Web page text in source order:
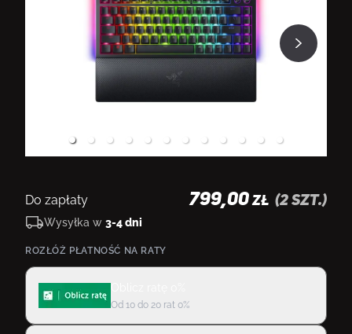
Do zapłaty 799,00 ZŁ (2 szt.)
Wysyłka w 3-4 dni
ROZŁÓŻ PŁATNOŚĆ NA RATY
Od 10 do 20 rat 0%